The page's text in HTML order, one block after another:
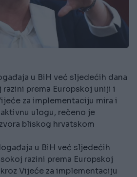
u BiH već sljedećih dana
prema Europskoj uniji i
za implementaciju mira i
ulogu, rečeno je
bliskog hrvatskom
u BiH već sljedećih
razini prema Europskoj
Vijeće za implementaciju